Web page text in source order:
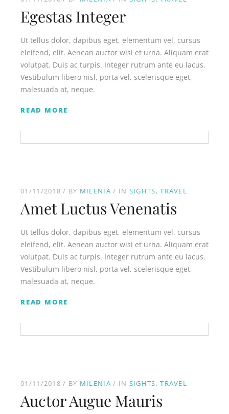
Egestas Integer
Ut tellus dolor, dapibus eget, elementum vel, cursus
eleifend, elit. Aenean auctor wisi et urna. Aliquam erat
volutpat. Duis ac turpis. Integer rutrum ante eu lacus.
Vestibulum libero nisl, porta vel, scelerisque eget,
malesuada at, neque.
READ MORE
01/11/2018 BY MILENIA IN SIGHTS TRAVEL
Amet Luctus Venenatis
Ut tellus dolor, dapibus eget, elementum vel, cursus
eleifend, elit. Aenean auctor wisi et urna. Aliquam erat
volutpat. Duis ac turpis. Integer rutrum ante eu lacus.
Vestibulum libero nisl, porta vel, scelerisque eget,
malesuada at, neque.
READ MORE
01/11/2018 BY MILENIA IN SIGHTS TRAVEL
Auctor Augue Mauris